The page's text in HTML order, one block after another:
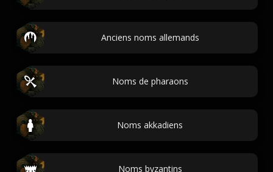
Anciens noms allemands
Noms de pharaons
Noms akkadiens
Noms byzantins